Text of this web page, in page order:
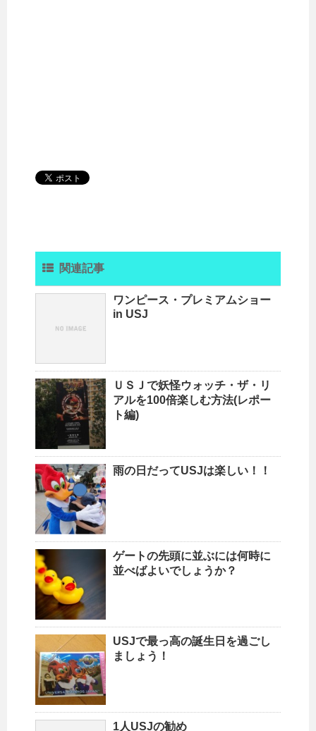
関連記事
ワンピース・プレミアムショー
in USJ
ＵＳＪで妖怪ウォッチ・ザ・リ
アルを100倍楽しむ方法(レポー
ト編)
雨の日だってUSJは楽しい！！
ゲートの先頭に並ぶには何時に
並べばよいでしょうか？
USJで最っ高の誕生日を過ごし
ましょう！
1人USJの勧め